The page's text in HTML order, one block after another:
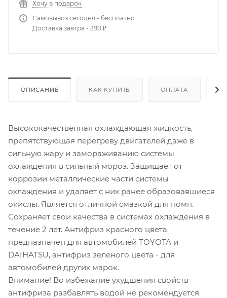
Хочу в подарок
Самовывоз сегодня - бесплатно
Доставка завтра - 390 ₽
ОПИСАНИЕ КАК КУПИТЬ ОПЛАТА
Высококачественная охлаждающая жидкость,
препятствующая перегреву двигателей даже в
сильную жару и замораживанию системы
охлаждения в сильный мороз. Защищает от
коррозии металлические части системы
охлаждения и удаляет с них ранее образовавшиеся
окислы. Является отличной смазкой для помп.
Сохраняет свои качества в системах охлаждения в
течение 2 лет. Антифриз красного цвета
предназначен для автомобилей TOYOTA и
DAIHATSU, антифриз зеленого цвета - для
автомобилей других марок.
Внимание! Во избежание ухудшения свойств
антифриза разбавлять водой не рекомендуется.